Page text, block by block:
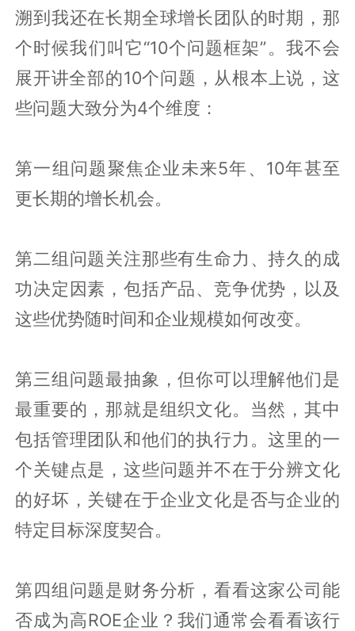
溯到我还在长期全球增长团队的时期，那
个时候我们叫它“10个问题框架”。我不会
展开讲全部的10个问题，从根本上说，这
些问题大致分为4个维度：
第一组问题聚焦企业未来5年、 10年甚至
更长期的增长机会。
第二组问题关注那些有生命力、持久的成
功决定因素，包括产品、竞争优势，以及
这些优势随时间和企业规模如何改变。
第三组问题最抽象，但你可以理解他们是
最重要的，那就是组织文化。当然，其中
包括管理团队和他们的执行力。这里的一
个关键点是，这些问题并不在于分辨文化
的好坏，关键在于企业文化是否与企业的
特定目标深度契合。
第四组问题是财务分析，看看这家公司能
否成为高ROE企业？我们通常会看看该行